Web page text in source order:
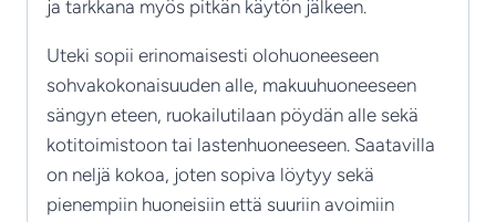
ja tarkkana myös pitkän käytön jälkeen.
Uteki sopii erinomaisesti olohuoneeseen
sohvakokonaisuuden alle, makuuhuoneeseen
sängyn eteen, ruokailutilaan pöydän alle sekä
kotitoimistoon tai lastenhuoneeseen. Saatavilla
on neljä kokoa, joten sopiva löytyy sekä
pienempiin huoneisiin että suuriin avoimiin